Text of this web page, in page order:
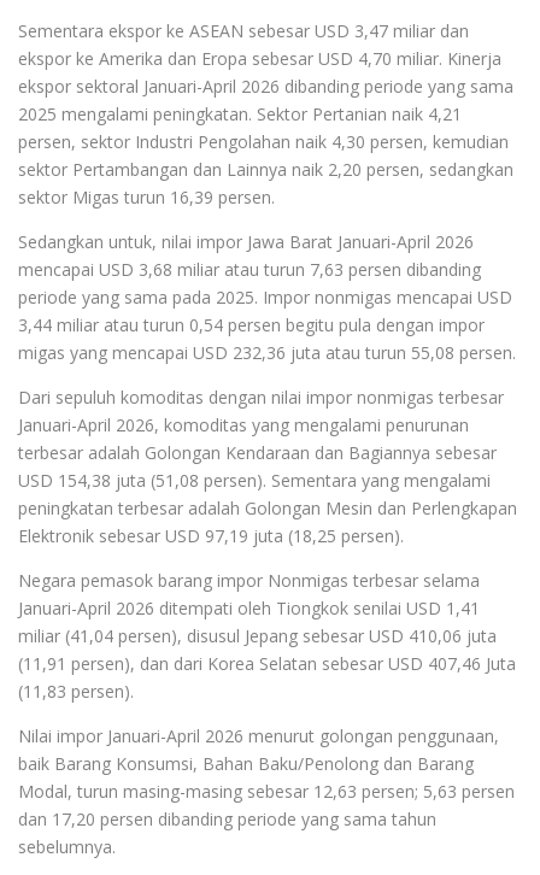
Sementara ekspor ke ASEAN sebesar USD 3,47 miliar dan
ekspor ke Amerika dan Eropa sebesar USD 4,70 miliar. Kinerja
ekspor sektoral Januari-April 2026 dibanding periode yang sama
2025 mengalami peningkatan. Sektor Pertanian naik 4,21
persen, sektor Industri Pengolahan naik 4,30 persen, kemudian
sektor Pertambangan dan Lainnya naik 2,20 persen, sedangkan
sektor Migas turun 16,39 persen.
Sedangkan untuk, nilai impor Jawa Barat Januari-April 2026
mencapai USD 3,68 miliar atau turun 7,63 persen dibanding
periode yang sama pada 2025. Impor nonmigas mencapai USD
3,44 miliar atau turun 0,54 persen begitu pula dengan impor
migas yang mencapai USD 232,36 juta atau turun 55,08 persen.
Dari sepuluh komoditas dengan nilai impor nonmigas terbesar
Januari-April 2026, komoditas yang mengalami penurunan
terbesar adalah Golongan Kendaraan dan Bagiannya sebesar
USD 154,38 juta (51,08 persen). Sementara yang mengalami
peningkatan terbesar adalah Golongan Mesin dan Perlengkapan
Elektronik sebesar USD 97,19 juta (18,25 persen).
Negara pemasok barang impor Nonmigas terbesar selama
Januari-April 2026 ditempati oleh Tiongkok senilai USD 1,41
miliar (41,04 persen), disusul Jepang sebesar USD 410,06 juta
(11,91 persen), dan dari Korea Selatan sebesar USD 407,46 Juta
(11,83 persen).
Nilai impor Januari-April 2026 menurut golongan penggunaan,
baik Barang Konsumsi, Bahan Baku/Penolong dan Barang
Modal, turun masing-masing sebesar 12,63 persen; 5,63 persen
dan 17,20 persen dibanding periode yang sama tahun
sebelumnya.